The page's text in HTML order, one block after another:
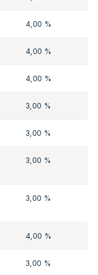
4,00 %
4,00 %
4,00 %
3,00 %
3,00 %
3,00 %
3,00 %
4,00 %
3,00 %